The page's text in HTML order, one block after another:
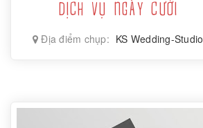
DỊCH VỤ NGÀY CƯỚI
Địa điểm chụp: KS Wedding-Studio